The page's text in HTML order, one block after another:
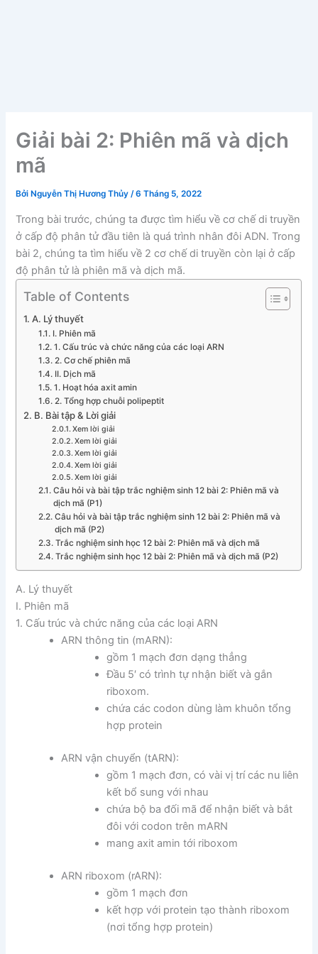
Giải bài 2: Phiên mã và dịch
mã
Bởi Nguyễn Thị Hương Thủy/6 Tháng 5, 2022
Trong bài trước, chúng ta được tìm hiểu về cơ chế di truyền
ở cấp độ phân tử đầu tiên là quá trình nhân đôi ADN. Trong
bài 2, chúng ta tìm hiểu về 2 cơ chế di truyền còn lại ở cấp
độ phân tử là phiên mã và dịch mã.
Table of Contents
A. Lý thuyết
I. Phiên mã
1. Cấu trúc và chức năng của các loại ARN
2. Cơ chế phiên mã
II. Dịch mã
1. Hoạt hóa axit amin
2. Tổng hợp chuỗi polipeptit
B. Bài tập & Lời giải
Xem lời giải
Xem lời giải
Xem lời giải
Xem lời giải
Xem lời giải
Câu hỏi và bài tập trắc nghiệm sinh 12 bài 2: Phiên mã và
dịch mã (P1)
Câu hỏi và bài tập trắc nghiệm sinh 12 bài 2: Phiên mã và
dịch mã (P2)
Trắc nghiệm sinh học 12 bài 2: Phiên mã và dịch mã
Trắc nghiệm sinh học 12 bài 2: Phiên mã và dịch mã (P2)
A. Lý thuyết
I. Phiên mã
1. Cấu trúc và chức năng của các loại ARN
ARN thông tin (mARN):
gồm 1 mạch đơn dạng thẳng
Đầu 5′ có trình tự nhận biết và gắn
riboxom.
chứa các codon dùng làm khuôn tổng
hợp protein
ARN vận chuyển (tARN):
gồm 1 mạch đơn, có vài vị trí các nu liên
kết bổ sung với nhau
chứa bộ ba đối mã để nhận biết và bắt
đôi với codon trên mARN
mang axit amin tới riboxom
ARN riboxom (rARN):
gồm 1 mạch đơn
kết hợp với protein tạo thành riboxom
(nơi tổng hợp protein)